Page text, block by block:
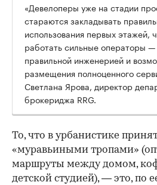
00:00
«Девелоперы уже на стадии
стараются закладывать
использования первых этажей,
работать сильные операторы
правильной инженерией и
размещения полноценного
Светлана Ярова, директор
брокериджа RRG.
То, что в урбанистике
«муравьиными тропами»
маршруты между домом,
детской студией), — это, по